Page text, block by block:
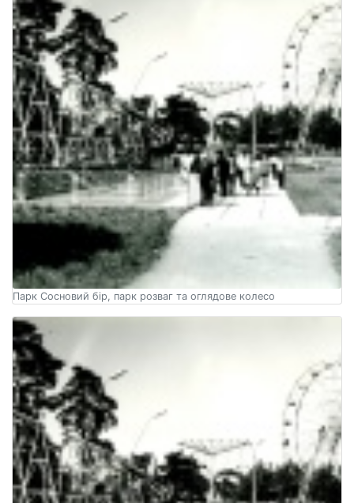
Парк Сосновий бір, парк розваг та оглядове колесо